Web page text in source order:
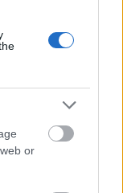
or
és
Kiskönyvtára
ezúttal is a
egyikét